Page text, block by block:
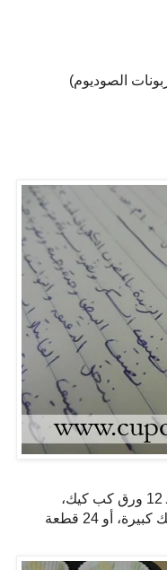
نجهز صينية الكب كيك، ونجهزها بـ 12 ورق كب كيك،
فالكمية تكفي لـ 12 قطعة كب كيك كبيرة، أو 24 قطعة